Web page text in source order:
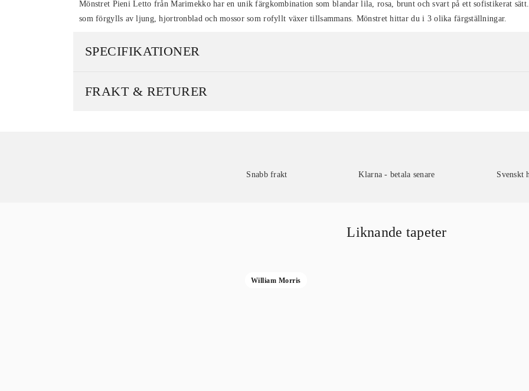
Mönstret Pieni Letto från Marimekko har en unik färgkombination som blandar lila, rosa, brunt och svart på ett sofistikerat
som förgylls av ljung, hjortronblad och mossor som rofyllt växer tillsammans. Mönstret hittar du i 3 olika färgställningar.
SPECIFIKATIONER
FRAKT & RETURER
Snabb frakt Klarna - betala senare Svenskt
Liknande tapeter
William Morris